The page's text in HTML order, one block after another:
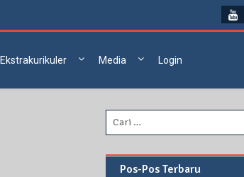
Ekstrakurikuler Media Login
Pos-Pos Terbaru